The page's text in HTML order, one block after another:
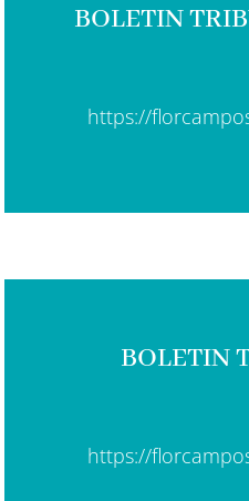
BOLETIN
https://
BOLETIN
https://